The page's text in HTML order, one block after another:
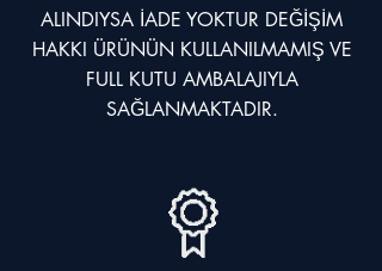
ALINDIYSA İADE YOKTUR DEĞİŞİM
HAKKI ÜRÜNÜN KULLANILMAMIŞ VE
FULL KUTU AMBALAJIYLA
SAĞLANMAKTADIR.